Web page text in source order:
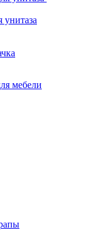
мебели